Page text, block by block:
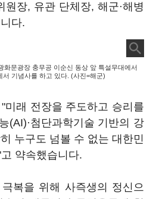
장, 유관 단체장, 해군·해병
다.
화문광장 충무공 이순신 동상 앞 특설무대에서
기념사를 하고 있다. (사진=해군)
미래 전장을 주도하고 승리를
(AI)·첨단과학기술 기반의 강
누구도 넘볼 수 없는 대한민
약속했습니다.
복을 위해 사즉생의 정신으